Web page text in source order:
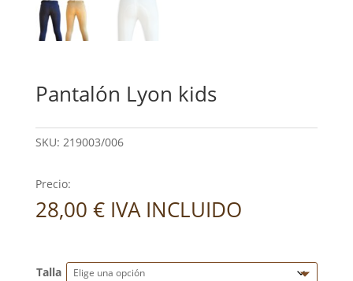
Pantalón Lyon kids
SKU: 219003/006
Precio:
28,00 € IVA INCLUIDO
Talla